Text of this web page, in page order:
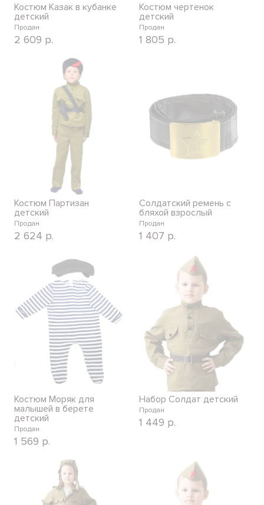
Костюм Казак в кубанке
детский
Продан
2 609 р.
Костюм чертенок
детский
Продан
1 805 р.
Костюм Партизан
детский
Продан
2 624 р.
Солдатский ремень с
бляхой взрослый
Продан
1 407 р.
Костюм Моряк для
малышей в берете
детский
Продан
1 569 р.
Набор Солдат детский
Продан
1 449 р.